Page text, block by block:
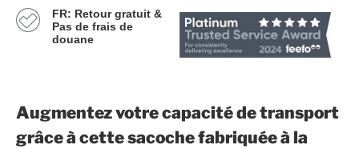
FR: Retour gratuit &
Pas de frais de
douane
Augmentez votre capacité de transport
grâce à cette sacoche fabriquée à la